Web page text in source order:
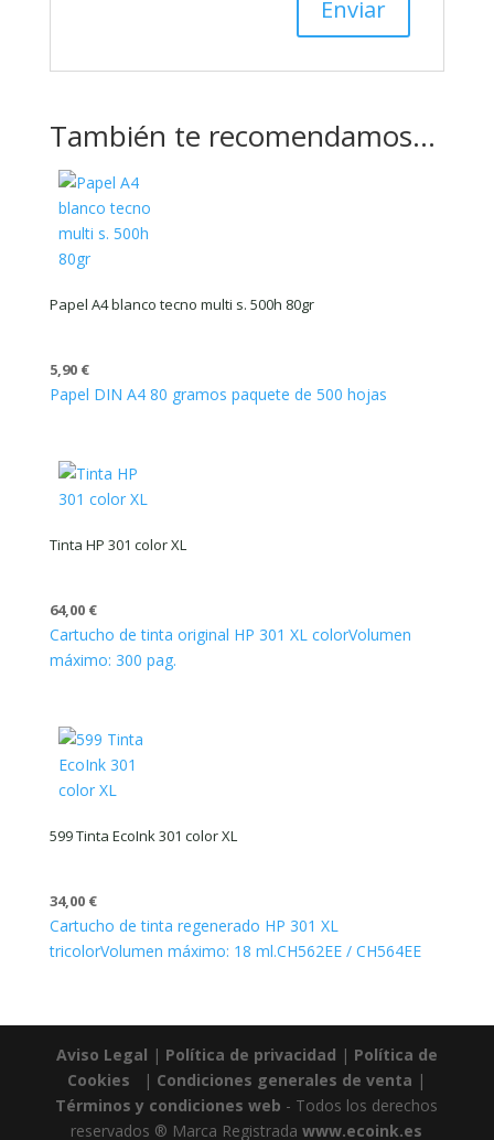
También te recomendamos…
Papel A4 blanco tecno multi s. 500h 80gr
5,90 €
Papel DIN A4 80 gramos paquete de 500 hojas
Tinta HP 301 color XL
64,00 €
Cartucho de tinta original HP 301 XL colorVolumen
máximo: 300 pag.
599 Tinta EcoInk 301 color XL
34,00 €
Cartucho de tinta regenerado HP 301 XL
tricolorVolumen máximo: 18 ml.CH562EE / CH564EE
Aviso Legal | Política de privacidad | Política de
Cookies | Condiciones generales de venta |
Términos y condiciones web - Todos los derechos
reservados ® Marca Registradawww.ecoink.es